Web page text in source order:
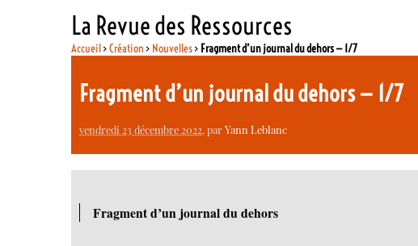
La Revue des Ressources
Accueil>Création > Nouvelles> Fragment d’un journal du dehors — 1/7
Fragment d’un journal du dehors — 1/7
vendredi 23 décembre 2022, parYann Leblanc
Fragment d’un journal du dehors